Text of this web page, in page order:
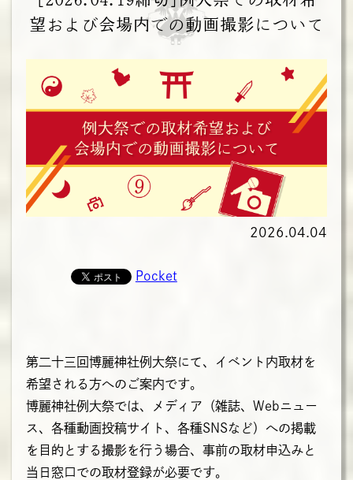
望および会場内での動画撮影について
2026.04.04
Pocket
第二十三回博麗神社例大祭にて、イベント内取材を
希望される方へのご案内です。
博麗神社例大祭では、メディア（雑誌、Webニュー
ス、各種動画投稿サイト、各種SNSなど）への掲載
を目的とする撮影を行う場合、事前の取材申込みと
当日窓口での取材登録が必要です。